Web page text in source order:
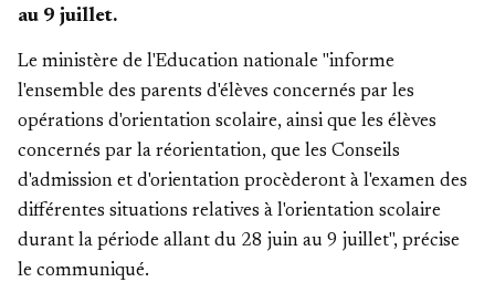
au 9 juillet.
Le ministère de l'Education nationale "informe
l'ensemble des parents d'élèves concernés par les
opérations d'orientation scolaire, ainsi que les élèves
concernés par la réorientation, que les Conseils
d'admission et d'orientation procèderont à l'examen des
différentes situations relatives à l'orientation scolaire
durant la période allant du 28 juin au 9 juillet", précise
le communiqué.